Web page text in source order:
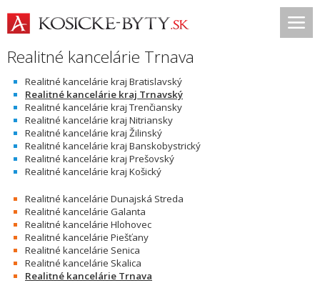
Realitné kancelárie Trnava
Realitné kancelárie kraj Bratislavský
Realitné kancelárie kraj Trnavský
Realitné kancelárie kraj Trenčiansky
Realitné kancelárie kraj Nitriansky
Realitné kancelárie kraj Žilinský
Realitné kancelárie kraj Banskobystrický
Realitné kancelárie kraj Prešovský
Realitné kancelárie kraj Košický
Realitné kancelárie Dunajská Streda
Realitné kancelárie Galanta
Realitné kancelárie Hlohovec
Realitné kancelárie Piešťany
Realitné kancelárie Senica
Realitné kancelárie Skalica
Realitné kancelárie Trnava